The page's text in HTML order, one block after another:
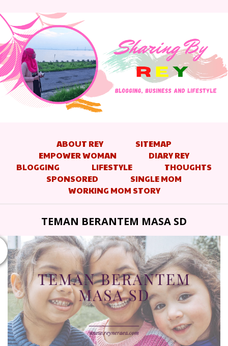
ABOUT REY
SITEMAP
EMPOWER WOMAN
DIARY REY
BLOGGING
LIFESTYLE
THOUGHTS
SPONSORED
SINGLE MOM
WORKING MOM STORY
TEMAN BERANTEM MASA SD